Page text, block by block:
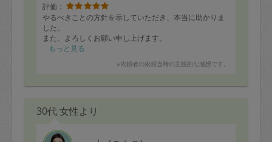
評価：
やるべきことの方針を示していただき、本当に助かりま
した。
また、よろしくお願い申し上げます。
もっと見る
※依頼者の依頼当時の主観的な感想です。
30代 女性より